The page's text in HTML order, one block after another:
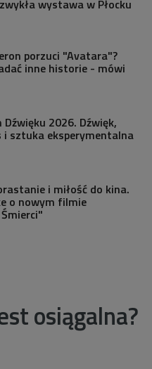
wystawa w Płocku
porzuci "Avatara"?
inne historie - mówi
2026. Dźwięk,
i sztuka eksperymentalna
i miłość do kina.
o nowym filmie
osiągalna?